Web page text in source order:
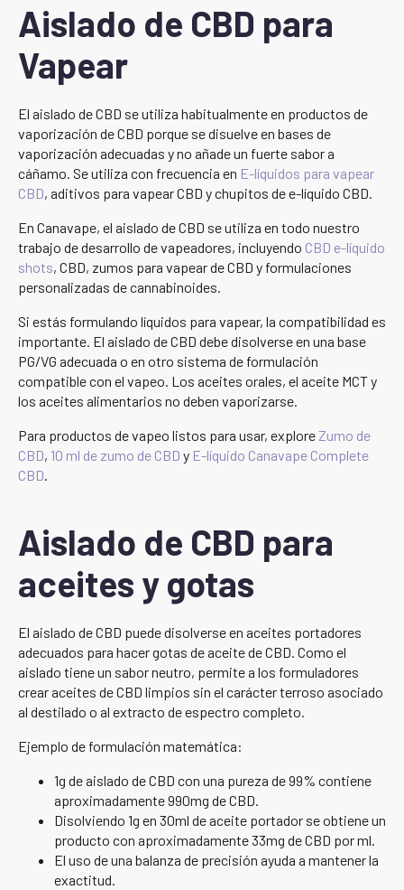
Aislado de CBD para
Vapear
El aislado de CBD se utiliza habitualmente en productos de
vaporización de CBD porque se disuelve en bases de
vaporización adecuadas y no añade un fuerte sabor a
cáñamo. Se utiliza con frecuencia en E-líquidos para vapear
CBD, aditivos para vapear CBD y chupitos de e-líquido CBD.
En Canavape, el aislado de CBD se utiliza en todo nuestro
trabajo de desarrollo de vapeadores, incluyendo CBD e-líquido
shots, CBD, zumos para vapear de CBD y formulaciones
personalizadas de cannabinoides.
Si estás formulando líquidos para vapear, la compatibilidad es
importante. El aislado de CBD debe disolverse en una base
PG/VG adecuada o en otro sistema de formulación
compatible con el vapeo. Los aceites orales, el aceite MCT y
los aceites alimentarios no deben vaporizarse.
Para productos de vapeo listos para usar, exploreZumo de
CBD, 10 ml de zumo de CBD y E-líquido Canavape Complete
CBD
Aislado de CBD para
aceites y gotas
El aislado de CBD puede disolverse en aceites portadores
adecuados para hacer gotas de aceite de CBD. Como el
aislado tiene un sabor neutro, permite a los formuladores
crear aceites de CBD limpios sin el carácter terroso asociado
al destilado o al extracto de espectro completo.
Ejemplo de formulación matemática:
1g de aislado de CBD con una pureza de 99% contiene
aproximadamente 990mg de CBD.
Disolviendo 1g en 30ml de aceite portador se obtiene un
producto con aproximadamente 33mg de CBD por ml.
El uso de una balanza de precisión ayuda a mantener la
exactitud.